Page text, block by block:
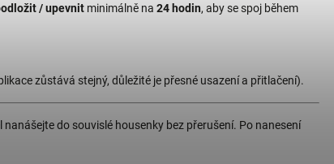
/ upevnit minimálně na 24 hodin, aby se spoj během
zůstává stejný, důležité je přesné usazení a přitlačení).
do souvislé housenky bez přerušení. Po nanesení